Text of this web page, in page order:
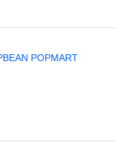
POPMART